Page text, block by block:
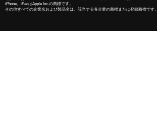
iPhone、iPadはApple Inc.の商標です。
その他すべての企業名および製品名は、該当する各企業の商標または登録商標です。